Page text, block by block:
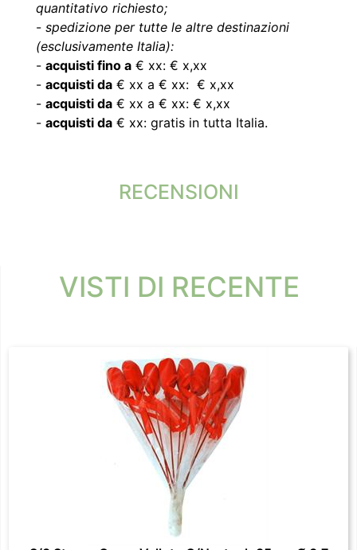
quantitativo richiesto;
- spedizione per tutte le altre destinazioni
(esclusivamente Italia):
- acquisti fino a € xx: € x,xx
- acquisti da € xx a € xx: € x,xx
- acquisti da € xx a € xx: € x,xx
- acquisti da € xx: gratis in tutta Italia.
RECENSIONI
VISTI DI RECENTE